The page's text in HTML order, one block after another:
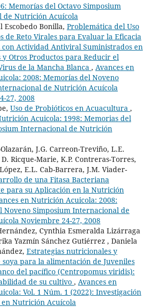
Memorías del Octavo Simposium
de Nutrición Acuícola
Escobedo Bonilla, Problemática del Uso
de Reto Virales para Evaluar la Eficacia
con Actividad Antiviral Suministrados en
y Otros Productos para Reducir el
de la Mancha Blanca , Avances en
2008: Memorías del Noveno
de Nutrición Acuícola
27, 2008
Uso de Probióticos en Acuacultura ,
Acuicola: 1998: Memorias del
Internacional de Nutrición
J.G. Carreon-Treviño, L.E.
Ricque-Marie, K.P. Contreras-Torres,
E.L. Cab-Barrera, J.M. Viader-
de una Fitasa Bacteriana
para su Aplicación en la Nutrición
en Nutrición Acuicola: 2008:
Noveno Simposium Internacional de
Noviembre 24-27, 2008
Cynthia Esmeralda Lizárraga
Yazmín Sánchez Gutiérrez , Daniela
Estrategias nutricionales y
para la alimentación de Juveniles
del pacífico (Centropomus viridis):
de su cultivo , Avances en
Vol. 1 Núm. 1 (2022): Investigación
Nutrición Acuícola